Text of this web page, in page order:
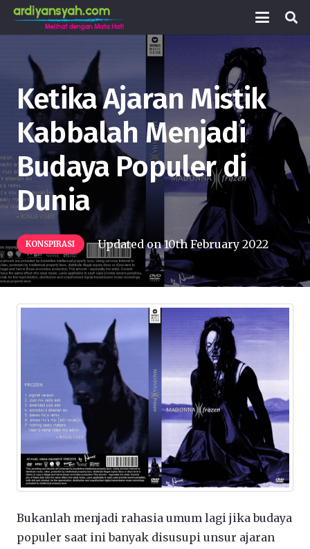
Ketika Ajaran Mistik
Kabbalah Menjadi
Budaya Populer di
Dunia
KONSPIRASI Updated on10th February 2022
Bukanlah menjadi rahasia umum lagi jika budaya
populer saat ini banyak disusupi unsur ajaran